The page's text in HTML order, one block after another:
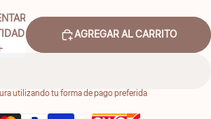
AGREGAR AL CARRITO
utilizando tu forma de pago preferida